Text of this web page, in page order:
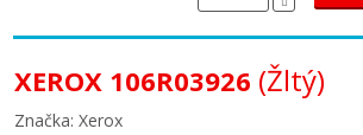
XEROX 106R03926 (Žltý)
Značka: Xerox